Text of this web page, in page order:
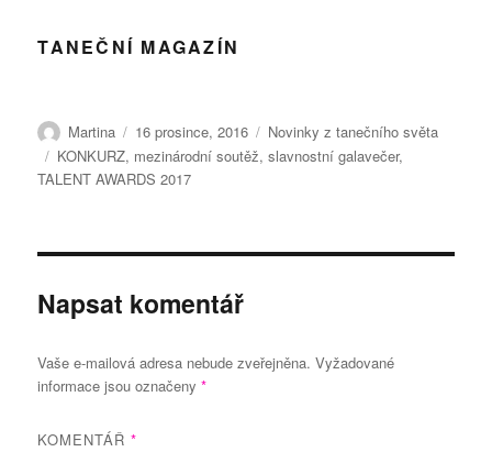
TANEČNÍ MAGAZÍN
Autor:
Martina Publikováno:
16 prosince, 2016 Rubriky:
Novinky z tanečního světa
Štítky:
KONKURZ, mezinárodní soutěž,slavnostní galavečer,
TALENT AWARDS 2017
Napsat komentář
Vaše e-mailová adresa nebude zveřejněna. Vyžadované
informace jsou označeny*
KOMENTÁŘ*